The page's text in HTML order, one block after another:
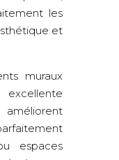
les
et
muraux
espaces